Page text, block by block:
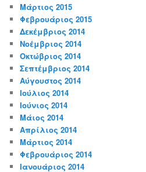
Μάρτιος 2015
Φεβρουάριος 2015
Δεκέμβριος 2014
Νοέμβριος 2014
Οκτώβριος 2014
Σεπτέμβριος 2014
Αύγουστος 2014
Ιούλιος 2014
Ιούνιος 2014
Μάιος 2014
Απρίλιος 2014
Μάρτιος 2014
Φεβρουάριος 2014
Ιανουάριος 2014